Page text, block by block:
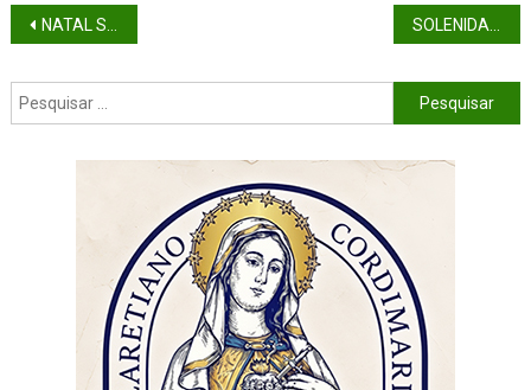
NATAL SOLIDÁRIO